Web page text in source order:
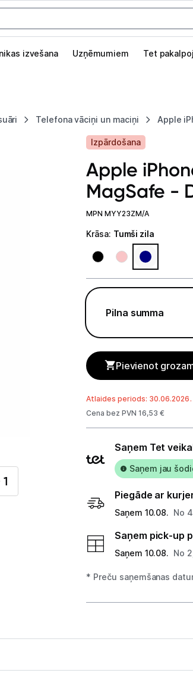
izvešana Uzņēmumiem Tet
Telefona vāciņi un maciņi Apple
Pieslēgties
Izvēlies kāroto ierīci izdevīgāk!
Telefoni un aksesuāri
Mobilie telefoni un viedtālruņi
Telefona vāciņi un maciņi
Akumulatori (Power bank)
Auto telefona turētāji
Planšetdatori un aksesuāri
Skaistumkopšana
Izpārdošana
Apple
MagSafe -
MPN MYY23ZM/A
Krāsa: Tumši zila
Pilna summa
Pievienot
Atlaides periods: 30.06.2026.
Cena bez PVN 16,53 €
Piegādes
veidi
Saņem Tet
Saņem jau
Piegāde ar
Saņem 10.08. No
Saņem pick-up
Saņem 10.08. No
* Preču saņemšanas